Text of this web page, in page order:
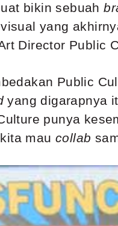
bikin sebuah
yang
Director Public
Public
yang digarapnya
punya
maucollab